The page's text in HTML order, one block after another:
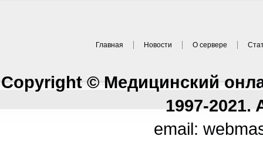
Главная Новости О сервере
Copyright © Медицинский
1997-2021.
email: